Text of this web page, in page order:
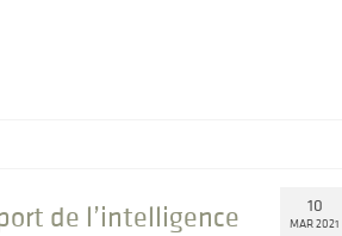
10
MAR 2021
de l’intelligence